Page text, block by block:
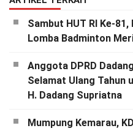
Sambut HUT RI Ke-
Lomba Badminton
Anggota DPRD
Selamat Ulang Tahun
H. Dadang Supriatna
Mumpung Kemarau,